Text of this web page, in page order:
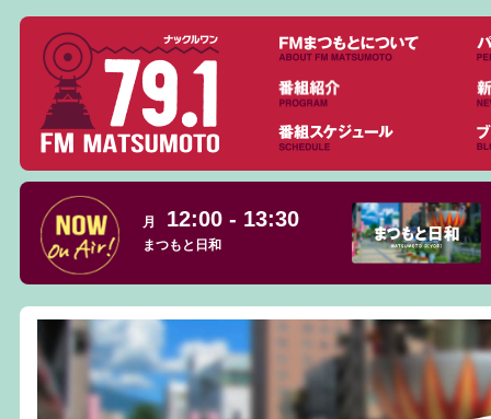
月 12:00 - 13:30
まつもと日和